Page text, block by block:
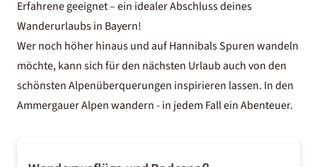
Erfahrene geeignet – ein idealer Abschluss deines
Wanderurlaubs in Bayern!
Wer noch höher hinaus und auf Hannibals Spuren wandeln
möchte, kann sich für den nächsten Urlaub auch von den
schönsten Alpenüberquerungen inspirieren lassen. In den
Ammergauer Alpen wandern - in jedem Fall ein Abenteuer.